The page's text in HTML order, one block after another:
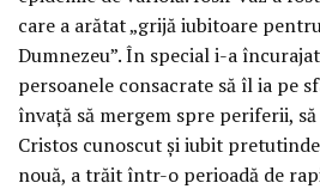
care a arătat „grijă iubitoare
Dumnezeu”. În special i-a
persoanele consacrate să îl ia pe
învaţă să mergem spre periferii,
Cristos cunoscut şi iubit
nouă, a trăit într-o perioadă de